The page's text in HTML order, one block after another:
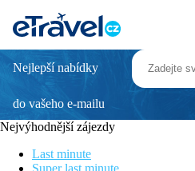
ALEGRÍA FENALS
Poloha
Fenals. Cesta do centra trvá
nachází několik obchodů se
Nejlepší nabídky
do vašeho e-mailu
Nejvýhodnější zájezdy
Last minute
Super last minute